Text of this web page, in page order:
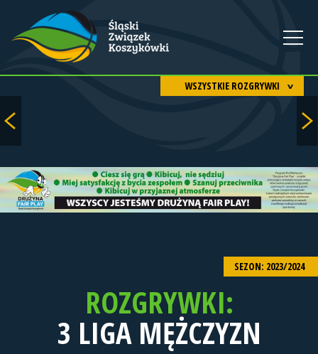
WSZYSTKIE ROZGRYWKI
SEZON: 2023/2024
ROZGRYWKI:
3 LIGA MĘŻCZYZN